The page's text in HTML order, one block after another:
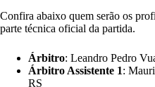
Confira abaixo quem serão os
parte técnica oficial da partida.
Árbitro: Leandro Pedro
Árbitro Assistente 1:
RS